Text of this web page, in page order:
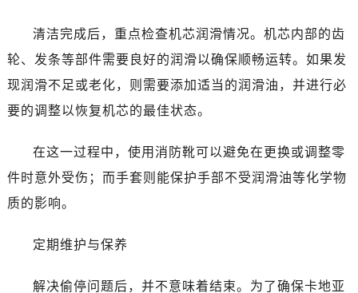
清洁完成后，重点检查机芯润滑情况。机芯内部的齿
轮、发条等部件需要良好的润滑以确保顺畅运转。如果发
现润滑不足或老化，则需要添加适当的润滑油，并进行必
要的调整以恢复机芯的最佳状态。
在这一过程中，使用消防靴可以避免在更换或调整零
件时意外受伤；而手套则能保护手部不受润滑油等化学物
质的影响。
定期维护与保养
解决偷停问题后，并不意味着结束。为了确保卡地亚